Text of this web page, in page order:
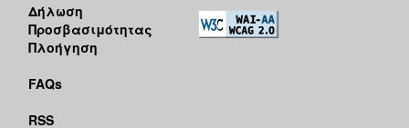
Δήλωση
Προσβασιμότητας
Πλοήγηση
FAQs
RSS